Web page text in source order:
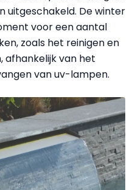
uitgeschakeld. De winter
voor een aantal
zoals het reinigen en
afhankelijk van het
van uv-lampen.